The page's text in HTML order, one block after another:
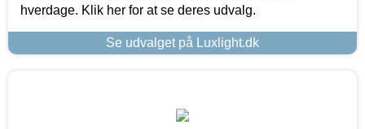
hverdage. Klik her for at se deres udvalg.
Se udvalget på Luxlight.dk